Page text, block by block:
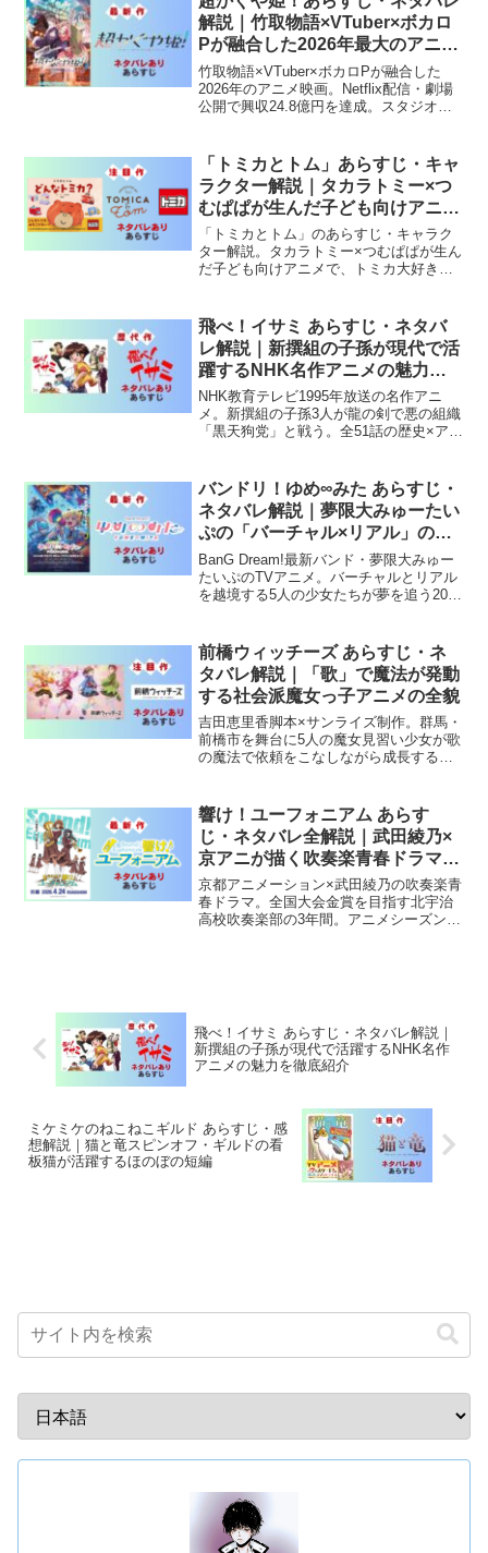
解説｜竹取物語×VTuber×ボカロ
Pが融合した2026年最大のアニメ
映画
竹取物語×VTuber×ボカロPが融合した
2026年のアニメ映画。Netflix配信・劇場
公開で興収24.8億円を達成。スタジオコ
「トミカとトム」あらすじ・キャ
ラクター解説｜タカラトミー×つ
むぱぱが生んだ子ども向けアニメ
の世界
「トミカとトム」のあらすじ・キャラク
ター解説。タカラトミー×つむぱぱが生ん
だ子ども向けアニメで、トミカ大好きな
飛べ！イサミ あらすじ・ネタバ
レ解説｜新撰組の子孫が現代で活
躍するNHK名作アニメの魅力を
徹底紹介
NHK教育テレビ1995年放送の名作アニ
メ。新撰組の子孫3人が龍の剣で悪の組織
「黒天狗党」と戦う。全51話の歴史×アク
バンドリ！ゆめ∞みた あらすじ・
ネタバレ解説｜夢限大みゅーたい
ぷの「バーチャル×リアル」の新
境地
BanG Dream!最新バンド・夢限大みゅー
たいぷのTVアニメ。バーチャルとリアル
を越境する5人の少女たちが夢を追う2026
前橋ウィッチーズ あらすじ・ネ
タバレ解説｜「歌」で魔法が発動
する社会派魔女っ子アニメの全貌
吉田恵里香脚本×サンライズ制作。群馬・
前橋市を舞台に5人の魔女見習い少女が歌
の魔法で依頼をこなしながら成長する
響け！ユーフォニアム あらす
じ・ネタバレ全解説｜武田綾乃×
京アニが描く吹奏楽青春ドラマの
金字塔
京都アニメーション×武田綾乃の吹奏楽青
春ドラマ。全国大会金賞を目指す北宇治
高校吹奏楽部の3年間。アニメシーズン
飛べ！イサミ あらすじ・ネタバレ解説｜
新撰組の子孫が現代で活躍するNHK名作
アニメの魅力を徹底紹介
ミケミケのねこねこギルド あらすじ・感
想解説｜猫と竜スピンオフ・ギルドの看
板猫が活躍するほのぼの短編